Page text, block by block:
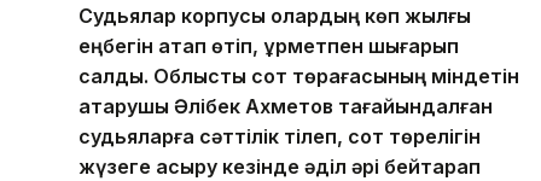
Судьялар корпусы олардың көп жылғы
еңбегін атап өтіп, құрметпен шығарып
салды. Облыстық сот төрағасының міндетін
атқарушы Әлібек Ахметов тағайындалған
судьяларға сәттілік тілеп, сот төрелігін
жүзеге асыру кезінде әділ әрі бейтарап